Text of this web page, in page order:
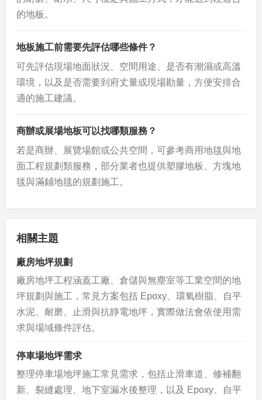
的地板。
地板施工前需要先評估哪些條件？
可先評估現場地面狀況、空間用途、是否有潮濕或高溫
環境，以及是否需要到府丈量或現場勘量，方便安排合
適的施工建議。
商辦或展場地板可以找哪類服務？
若是商辦、展覽場館或公共空間，可參考商用地毯與地
面工程規劃類服務，部分業者也提供塑膠地板、方塊地
毯與滿鋪地毯的規劃施工。
相關主題
廠房地坪規劃
廠房地坪工程涵蓋工廠、倉儲與無塵室等工業空間的地
坪規劃與施工，常見方案包括 Epoxy、環氧樹脂、自平
水泥、耐磨、止滑與抗靜電地坪，實際做法會依使用需
求與場域條件評估。
停車場地坪需求
整理停車場地坪施工常見需求，包括止滑車道、修補翻
新、裂縫處理、地下室漏水後整理，以及 Epoxy、自平